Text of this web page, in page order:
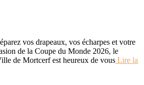
vos drapeaux, vos écharpes et votre
de la Coupe du Monde 2026, le
de Mortcerf est heureux de vous Lire la